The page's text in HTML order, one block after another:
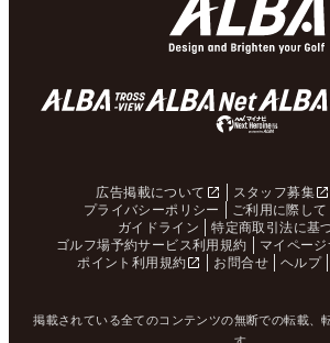
広告掲載について スタッフ募集
プライバシーポリシー
ご利用に際して
ガイドライン
特定商取引法に基
ゴルフ場予約サービス利用規約
マイペー
ポイント利用規約
お問合せ ヘルプ
掲載されている全てのコンテンツの無断での転載、